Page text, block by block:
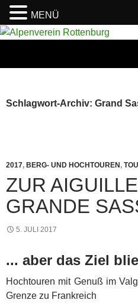
Zum
Schlagwort-Archiv: Grand
2017, BERG- UND HOCHTOUREN,
ZUR
GRANDE
5. JULI 2017
... aber das Ziel
Hochtouren mit Genuß im
Grenze zu Frankreich
MENÜ